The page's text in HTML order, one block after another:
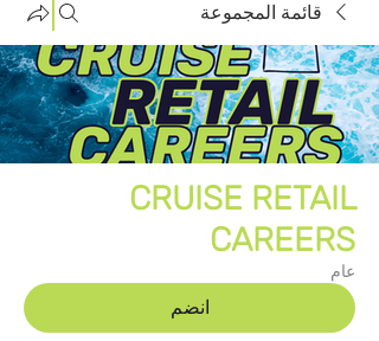
قائمة المجموعة
CRUISE RETAIL
CAREERS
عام
انضم